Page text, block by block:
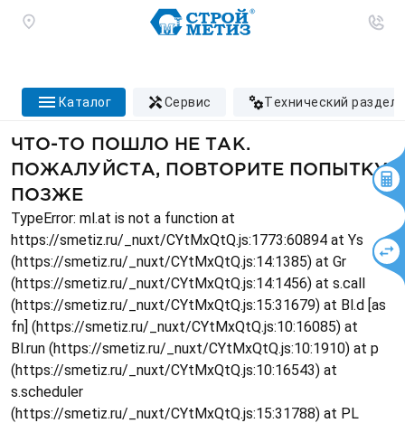
каталог сервис технический раздел
ЧТО-ТО ПОШЛО НЕ ТАК.
ПОЖАЛУЙСТА, ПОВТОРИТЕ ПОПЫТКУ
ПОЗЖЕ
TypeError: ml.at is not a function at
https://smetiz.ru/_nuxt/CYtMxQtQ.js:1773:60894 at Ys
(https://smetiz.ru/_nuxt/CYtMxQtQ.js:14:1385) at Gr
(https://smetiz.ru/_nuxt/CYtMxQtQ.js:14:1456) at s.call
(https://smetiz.ru/_nuxt/CYtMxQtQ.js:15:31679) at Bl.d [as
fn] (https://smetiz.ru/_nuxt/CYtMxQtQ.js:10:16085) at
Bl.run (https://smetiz.ru/_nuxt/CYtMxQtQ.js:10:1910) at p
(https://smetiz.ru/_nuxt/CYtMxQtQ.js:10:16543) at
s.scheduler
(https://smetiz.ru/_nuxt/CYtMxQtQ.js:15:31788) at PL